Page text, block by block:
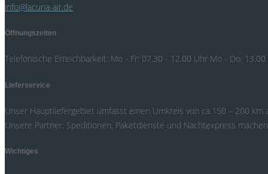
info@lacuna-air.de
Öffnungszeiten
Telefonische Erreichbarkeit: Mo - Fr: 07.30 - 12.00 Uhr Mo - Do:
Lieferservice
Unser Hauptliefergebiet umfasst einen Umkreis von ca.150 – 200
Unsere Partner: Speditionen, Paketdienste und Nachtexpress
Wichtiges